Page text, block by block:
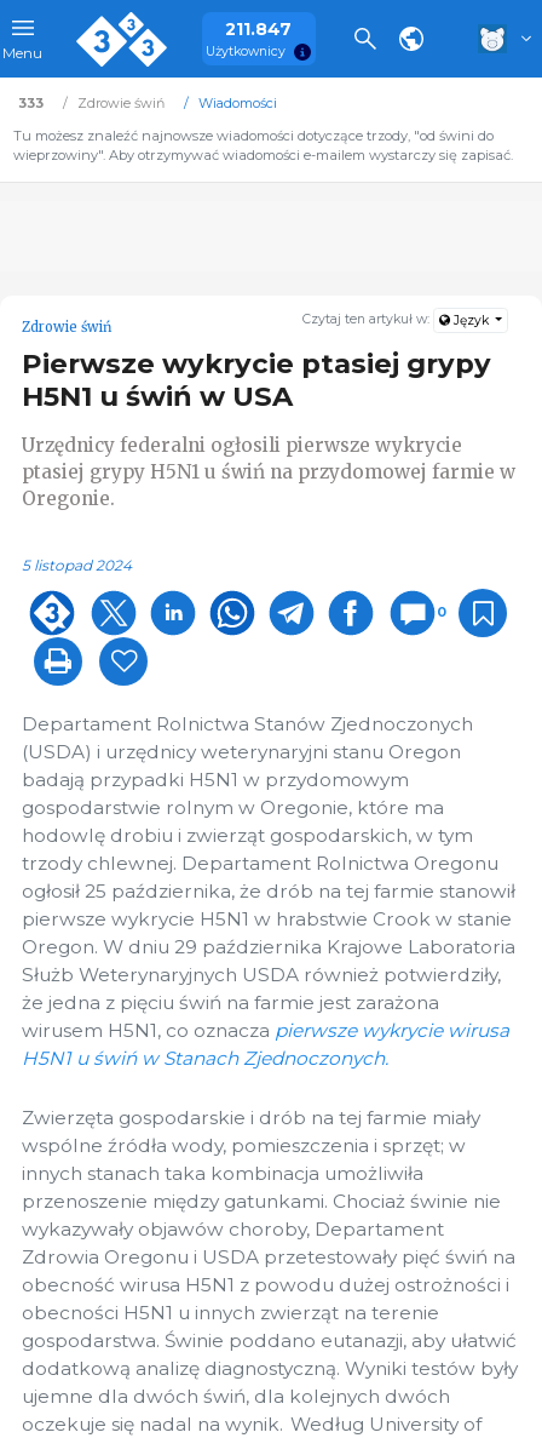
Menu
211.847
Użytkownicy
333 Zdrowie świń
Wiadomości
Tu możesz znaleźć najnowsze wiadomości dotyczące trzody, "od świni do
wieprzowiny". Aby otrzymywać wiadomości e-mailem wystarczy się zapisać.
Czytaj ten artykuł w: Język
Zdrowie świń
Pierwsze wykrycie ptasiej grypy
H5N1 u świń w USA
Urzędnicy federalni ogłosili pierwsze wykrycie
ptasiej grypy H5N1 u świń na przydomowej farmie w
Oregonie.
5 listopad 2024
0
Departament Rolnictwa Stanów Zjednoczonych
(USDA) i urzędnicy weterynaryjni stanu Oregon
badają przypadki H5N1 w przydomowym
gospodarstwie rolnym w Oregonie, które ma
hodowlę drobiu i zwierząt gospodarskich, w tym
trzody chlewnej. Departament Rolnictwa Oregonu
ogłosił 25 października, że drób na tej farmie stanowił
pierwsze wykrycie H5N1 w hrabstwie Crook w stanie
Oregon. W dniu 29 października Krajowe Laboratoria
Służb Weterynaryjnych USDA również potwierdziły,
że jedna z pięciu świń na farmie jest zarażona
wirusem H5N1, co oznacza pierwsze wykrycie wirusa
H5N1 u świń w Stanach Zjednoczonych.
Zwierzęta gospodarskie i drób na tej farmie miały
wspólne źródła wody, pomieszczenia i sprzęt; w
innych stanach taka kombinacja umożliwiła
przenoszenie między gatunkami. Chociaż świnie nie
wykazywały objawów choroby, Departament
Zdrowia Oregonu i USDA przetestowały pięć świń na
obecność wirusa H5N1 z powodu dużej ostrożności i
obecności H5N1 u innych zwierząt na terenie
gospodarstwa. Świnie poddano eutanazji, aby ułatwić
dodatkową analizę diagnostyczną. Wyniki testów były
ujemne dla dwóch świń, dla kolejnych dwóch
oczekuje się nadal na wynik. Według University of